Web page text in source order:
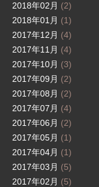
2018年02月 (2)
2018年01月 (1)
2017年12月 (4)
2017年11月 (4)
2017年10月 (3)
2017年09月 (2)
2017年08月 (2)
2017年07月 (4)
2017年06月 (2)
2017年05月 (1)
2017年04月 (1)
2017年03月 (5)
2017年02月 (5)